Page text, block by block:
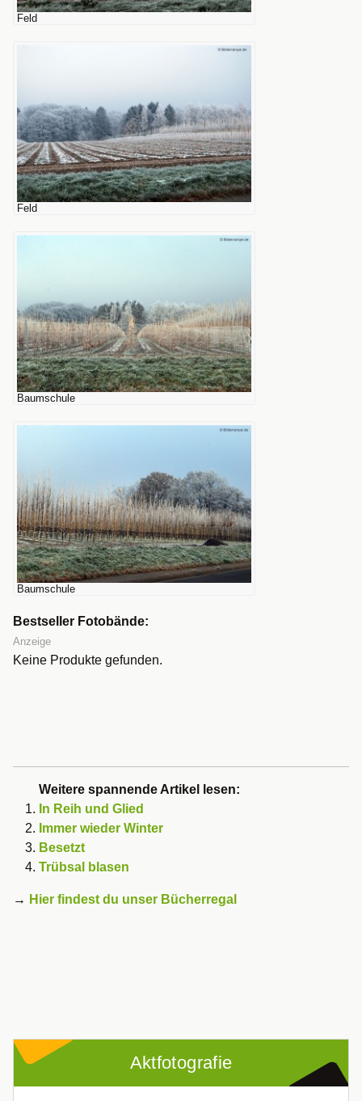
Feld
Feld
Baumschule
Baumschule
Bestseller Fotobände:
Anzeige
Keine Produkte gefunden.
Weitere spannende Artikel lesen:
In Reih und Glied
Immer wieder Winter
Besetzt
Trübsal blasen
→ Hier findest du unser Bücherregal
Aktfotografie